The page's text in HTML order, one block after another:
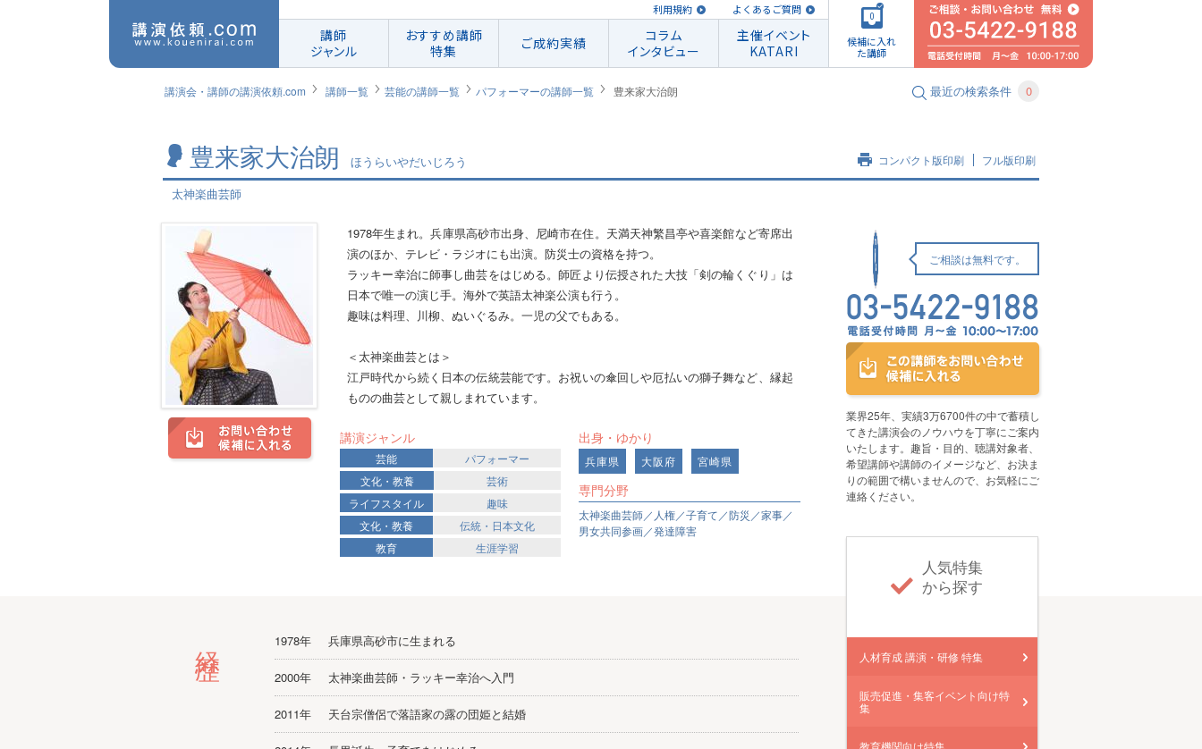
利用規約 よくあるご質問
講師
ジャンル
おすすめ講師
特集
ご成約実績
コラム
インタビュー
主催イベント
KATARI
0
候補に入れ
た講師
講演会・講師の講演依頼.com 講師一覧 芸能の講師一覧 パフォーマーの講師一覧 豊来家大治朗 最近の検索条件 0
豊来家大治朗 ほうらいやだいじろう コンパクト版印刷 フル版印刷
太神楽曲芸師
1978年生まれ。兵庫県高砂市出身、尼崎市在住。天満天神繁昌亭や喜楽館など寄席出
演のほか、テレビ・ラジオにも出演。防災士の資格を持つ。
ラッキー幸治に師事し曲芸をはじめる。師匠より伝授された大技「剣の輪くぐり」は
日本で唯一の演じ手。海外で英語太神楽公演も行う。
趣味は料理、川柳、ぬいぐるみ。一児の父でもある。
＜太神楽曲芸とは＞
江戸時代から続く日本の伝統芸能です。お祝いの傘回しや厄払いの獅子舞など、縁起
ものの曲芸として親しまれています。
講演ジャンル
芸能
パフォーマー
文化・教養
芸術
ライフスタイル
趣味
文化・教養
伝統・日本文化
教育
生涯学習
出身・ゆかり
兵庫県 大阪府 宮崎県
専門分野
太神楽曲芸師／人権／子育て／防災／家事／
男女共同参画／発達障害
ご相談は無料です。
業界25年、実績3万6700件の中で蓄積し
てきた講演会のノウハウを丁寧にご案内
いたします。趣旨・目的、聴講対象者、
希望講師や講師のイメージなど、お決ま
りの範囲で構いませんので、お気軽にご
連絡ください。
人気特集
から探す
人材育成 講演・研修 特集
販売促進・集客イベント向け特
集
教育機関向け特集
1978年 兵庫県高砂市に生まれる
2000年 太神楽曲芸師・ラッキー幸治へ入門
2011年 天台宗僧侶で落語家の露の団姫と結婚